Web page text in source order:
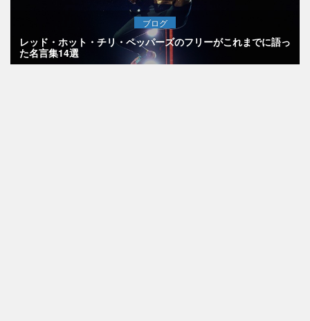
ブログ
レッド・ホット・チリ・ペッパーズのフリーがこれまでに語っ
た名言集14選